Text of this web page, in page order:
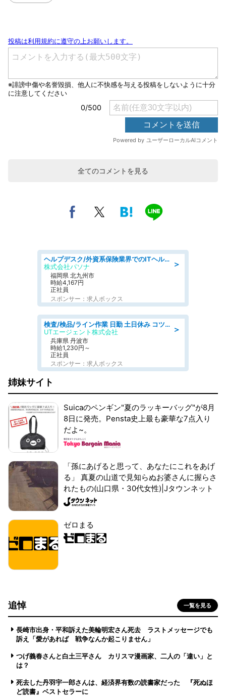
全てのコメントを見る
＞
ヘルプデスク/外資系保険業界でのITヘルプデスク業務/駅近/即日勤務可/ヘルプデスク
株式会社パソナ
福岡県 北九州市
時給4,167円
正社員
スポンサー：求人ボックス
＞
検査/検品/ライン作業 日勤 土日休み コツコツ軽作業 残業ほぼナシ 徒歩圏内
UTエージェント株式会社
兵庫県 丹波市
時給1,230円～
正社員
スポンサー：求人ボックス
姉妹サイト
Suicaのペンギン"夏のラッキーバッグ"が8月
8日に発売。Pensta史上最も豪華な7点入り
だよ~。
「孫にあげると思って、あなたにこれをあげ
る」 真夏の山道で見知らぬお婆さんに握らさ
れたもの(山口県・30代女性)|Jタウンネット
ゼロまる
追悼 一覧を見る
長崎市出身・平和訴えた美輪明宏さん死去 ラストメッセージでも
訴え「愛があれば 戦争なんか起こりません」
つげ義春さんと白土三平さん カリスマ漫画家、二人の「違い」と
は？
死去した丹羽宇一郎さんは、経済界有数の読書家だった 『死ぬほ
ど読書』ベストセラーに